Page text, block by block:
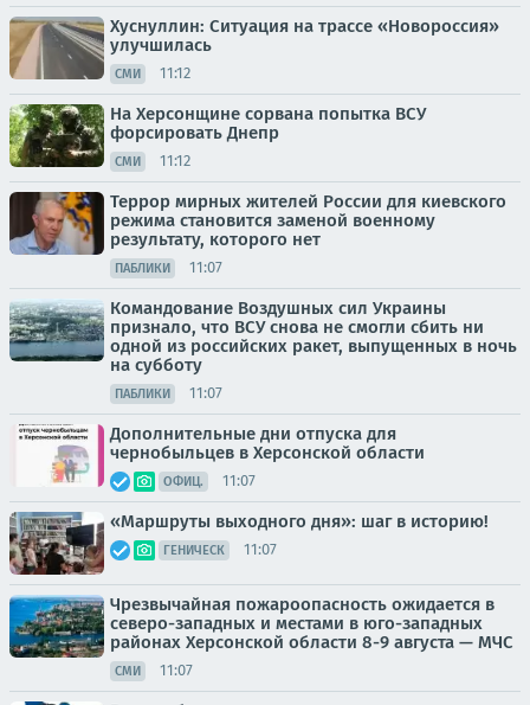
Хуснуллин: Ситуация на трассе «Новороссия»
улучшилась
СМИ 11:12
На Херсонщине сорвана попытка ВСУ
форсировать Днепр
СМИ 11:12
Террор мирных жителей России для киевского
режима становится заменой военному
результату, которого нет
ПАБЛИКИ 11:07
Командование Воздушных сил Украины
признало, что ВСУ снова не смогли сбить ни
одной из российских ракет, выпущенных в ночь
на субботу
ПАБЛИКИ 11:07
Дополнительные дни отпуска для
чернобыльцев в Херсонской области
ОФИЦ. 11:07
«Маршруты выходного дня»: шаг в историю!
ГЕНИЧЕСК 11:07
Чрезвычайная пожароопасность ожидается в
северо-западных и местами в юго-западных
районах Херсонской области 8-9 августа — МЧС
СМИ 11:07